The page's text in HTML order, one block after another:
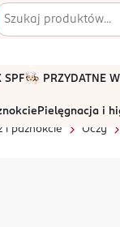
SPF🧑🏻‍🍳 PRZYDATNE
Pielęgnacja i
i paznokcie Oczy